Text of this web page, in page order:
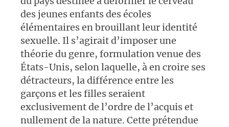
des jeunes enfants des écoles
élémentaires en brouillant leur identité
sexuelle. Il s’agirait d’imposer une
théorie du genre, formulation venue des
États-Unis, selon laquelle, à en croire ses
détracteurs, la différence entre les
garçons et les filles seraient
exclusivement de l’ordre de l’acquis et
nullement de la nature. Cette prétendue